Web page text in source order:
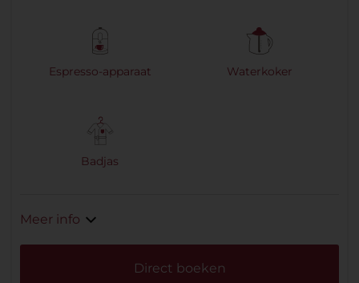
Espresso-apparaat Waterkoker
Badjas
Meer info
Direct boeken